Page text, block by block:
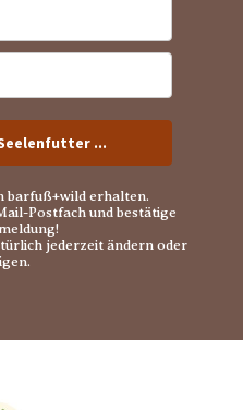
...
barfuß+wild erhalten.
Postfach und bestätige
jederzeit ändern oder